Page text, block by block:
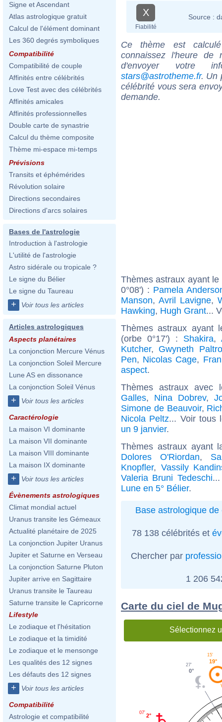
Signe et Ascendant
Atlas astrologique gratuit
Calcul de l'élément dominant
Les 360 degrés symboliques
Compatibilité
Compatibilité de couple
Affinités entre célébrités
Love Test avec des célébrités
Affinités amicales
Affinités professionnelles
Double carte de synastrie
Calcul du thème composite
Thème mi-espace mi-temps
Prévisions
Transits et éphémérides
Révolution solaire
Directions secondaires
Directions d'arcs solaires
Bases de l'astrologie
Introduction à l'astrologie
L'utilité de l'astrologie
Astro sidérale ou tropicale ?
Le signe du Bélier
Le signe du Taureau
+ Voir tous les articles
Articles astrologiques
Aspects planétaires
La conjonction Mercure Vénus
La conjonction Soleil Mercure
Lune AS en dissonance
La conjonction Soleil Vénus
+ Voir tous les articles
Caractérologie
La maison VI dominante
La maison VII dominante
La maison VIII dominante
La maison IX dominante
+ Voir tous les articles
Évènements astrologiques
Climat mondial actuel
Uranus transite les Gémeaux
Actualité planétaire de 2025
La conjonction Jupiter Uranus
Jupiter et Saturne en Verseau
La conjonction Saturne Pluton
Jupiter arrive en Sagittaire
Uranus transite le Taureau
Saturne transite le Capricorne
Lifestyle
Le zodiaque et l'hésitation
Le zodiaque et la timidité
Le zodiaque et le mensonge
Les qualités des 12 signes
Les défauts des 12 signes
+ Voir tous les articles
Compatibilité
Astrologie et compatibilité
X
Fiabilité
Source :
Ce thème est
connaissez l'heure de
d'envoyer votre
stars@astrotheme.fr. Un
célébrité vous sera
demande.
Thèmes astraux ayant
0°08') : Pamela
Manson, Avril Lavigne,
Hawking, Hugh Grant...
Thèmes astraux ayant
(orbe 0°17') : Shakira,
Kutcher, Gwyneth
Pen, Nicolas Cage,
aspect.
Thèmes astraux
Galles, Nina Dobrev,
Simone de Beauvoir,
Nicola Peltz... Voir tous
un 9 janvier.
Thèmes astraux
Dolores O'Riordan,
Knopfler, Vassily
Valeria Bruni Tedeschi
Lune en 5° Bélier.
Base astrologique de
78 138 célébrités et
Chercher par
1 206
Carte du ciel de
Sélectionnez
19°
15'
0°
27'
2°
07'